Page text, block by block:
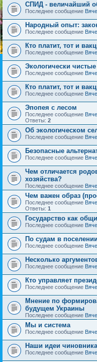
СПИД - величайший
Последнее сообщение
Народный опыт:
Последнее сообщение
Кто платит, тот и
Последнее сообщение
Экологически
Последнее сообщение
Кто платит, тот и
Последнее сообщение
Эпопея с лесом
Последнее сообщение
Ответы: 2
Об экологическом
Последнее сообщение
Безопасные
Последнее сообщение
Чем отличается
хозяйства?
Последнее сообщение
Чем важен образ
Последнее сообщение
Ответы: 1
Государство как
Последнее сообщение
По судам в
Последнее сообщение
Несколько
Последнее сообщение
Кто управляет
Последнее сообщение
Мнение по
будущем Украины
Последнее сообщение
Мы и система
Последнее сообщение
Наши идеи
Последнее сообщение